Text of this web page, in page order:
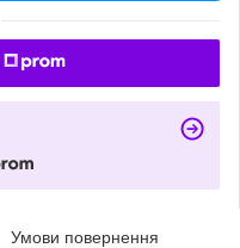
Умови повернення